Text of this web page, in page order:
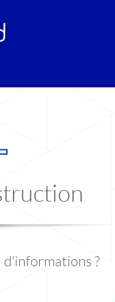
d'informations ?